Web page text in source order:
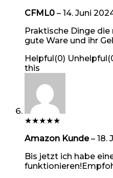
CFML0 – 14. Juni
Praktische Dinge
gute Ware und ihr
Helpful(0) Unhelpful(
this
★★★★★
Amazon Kunde– 18.
Bis jetzt ich habe